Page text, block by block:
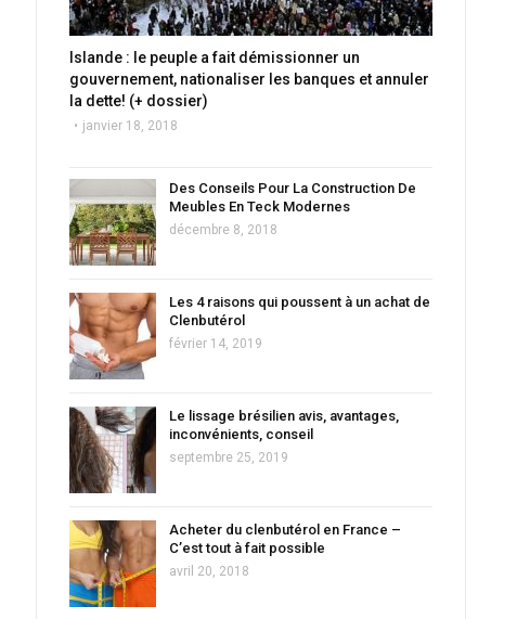
Islande : le peuple a fait démissionner un
gouvernement, nationaliser les banques et annuler
la dette! (+ dossier)
janvier 18, 2018
Des Conseils Pour La Construction De
Meubles En Teck Modernes
décembre 8, 2018
Les 4 raisons qui poussent à un achat de
Clenbutérol
février 14, 2019
Le lissage brésilien avis, avantages,
inconvénients, conseil
septembre 25, 2019
Acheter du clenbutérol en France –
C’est tout à fait possible
avril 20, 2018